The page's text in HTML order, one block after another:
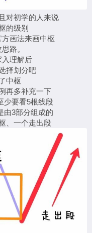
对初学的人来说
的级别
画法来画中枢
路。
入理解后
择划分吧
中枢
再多补充一下
少要看5根线段
由3部分组成的
、一个走出段